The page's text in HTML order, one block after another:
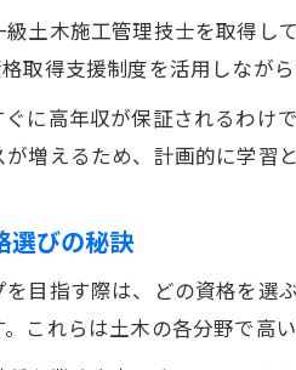
土木施工管理技士を取得
取得支援制度を活用しなが
に高年収が保証されるわけ
増えるため、計画的に学習
選びの秘訣
目指す際は、どの資格を
これらは土木の各分野で高